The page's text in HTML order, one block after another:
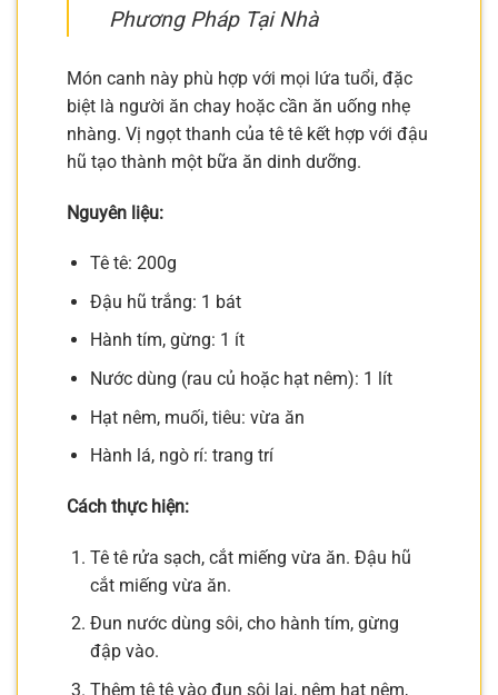
Phương Pháp Tại Nhà
Món canh này phù hợp với mọi lứa tuổi, đặc
biệt là người ăn chay hoặc cần ăn uống nhẹ
nhàng. Vị ngọt thanh của tê tê kết hợp với đậu
hũ tạo thành một bữa ăn dinh dưỡng.
Nguyên liệu:
Tê tê: 200g
Đậu hũ trắng: 1 bát
Hành tím, gừng: 1 ít
Nước dùng (rau củ hoặc hạt nêm): 1 lít
Hạt nêm, muối, tiêu: vừa ăn
Hành lá, ngò rí: trang trí
Cách thực hiện:
Tê tê rửa sạch, cắt miếng vừa ăn. Đậu hũ
cắt miếng vừa ăn.
Đun nước dùng sôi, cho hành tím, gừng
đập vào.
Thêm tê tê vào đun sôi lại, nêm hạt nêm,